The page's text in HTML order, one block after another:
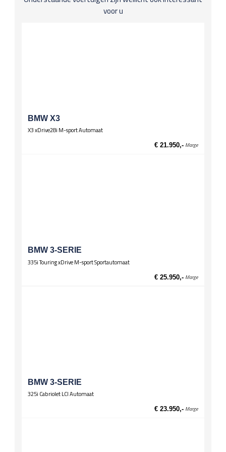
voor u
BMW X3
X3 xDrive28i M-sport Automaat
€ 21.950,- Marge
BMW 3-SERIE
335i Touring xDrive M-sport Sportautomaat
€ 25.950,- Marge
BMW 3-SERIE
325i Cabriolet LCI Automaat
€ 23.950,- Marge